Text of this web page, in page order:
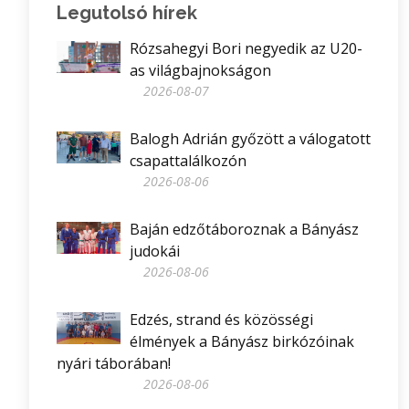
Legutolsó hírek
Rózsahegyi Bori negyedik az U20-
as világbajnokságon
2026-08-07
Balogh Adrián győzött a válogatott
csapattalálkozón
2026-08-06
Baján edzőtáboroznak a Bányász
judokái
2026-08-06
Edzés, strand és közösségi
élmények a Bányász birkózóinak
nyári táborában!
2026-08-06